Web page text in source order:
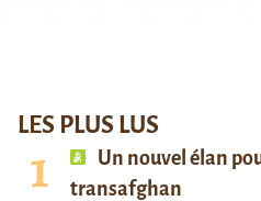
LES PLUS LUS
Un nouvel élan
transafghan